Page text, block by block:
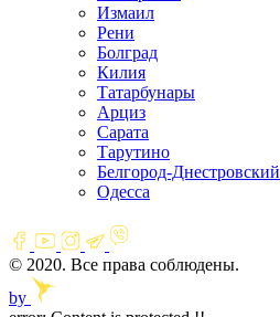
Измаил
Рени
Болград
Килия
Татарбунары
Арциз
Сарата
Тарутино
Белгород-Днестровский
Одесса
© 2020. Все права соблюдены.
by